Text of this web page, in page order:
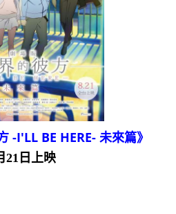
-I'LL BE HERE- 未來篇》
21日上映